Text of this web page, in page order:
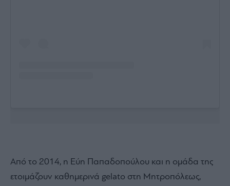
Από το 2014, η Εύη Παπαδοπούλου και η ομάδα της
ετοιμάζουν καθημερινά gelato στη Μητροπόλεως,